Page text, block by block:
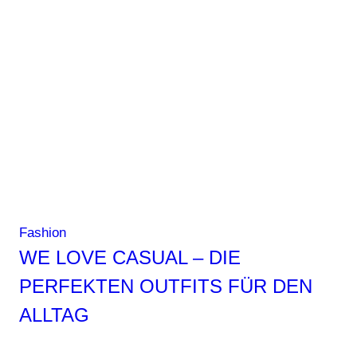
Fashion
WE LOVE CASUAL – DIE
PERFEKTEN OUTFITS FÜR DEN
ALLTAG